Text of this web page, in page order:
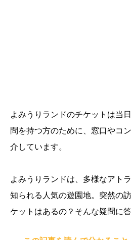
よみうりランドのチケットは当
問を持つ方のために、窓口やコ
介しています。
よみうりランドは、多様なアト
知られる人気の遊園地。突然の
ケットはあるの？そんな疑問に答